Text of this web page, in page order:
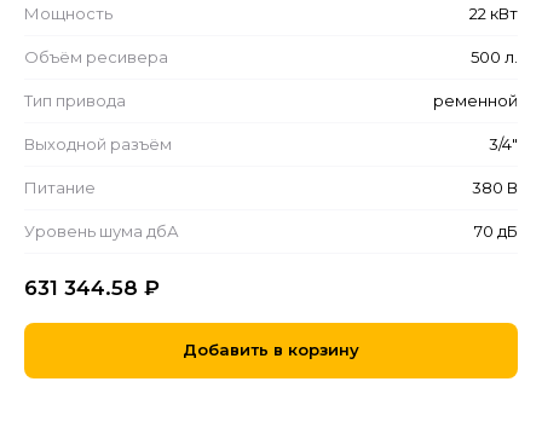
Мощность 22 кВт
Объём ресивера 500 л.
Тип привода ременной
Выходной разъём 3/4"
Питание 380 В
Уровень шума дбА 70 дБ
631 344.58 ₽
Добавить в корзину